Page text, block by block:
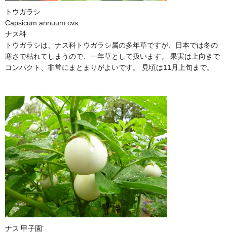
トウガラシ
Capsicum annuum cvs.
ナス科
トウガラシは、ナス科トウガラシ属の多年草ですが、日本では冬の
寒さで枯れてしまうので、一年草として扱います。 果実は上向きで
コンパクト、非常にまとまりがよいです。 見頃は11月上旬まで。
ナス‘甲子園’